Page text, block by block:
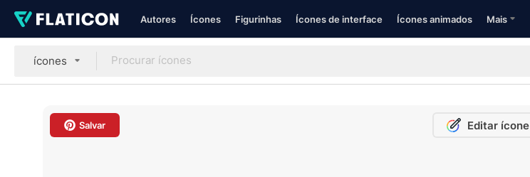
Autores Ícones Figurinhas Ícones de interface Ícones animados Mais
ícones
Salvar Editar ícone